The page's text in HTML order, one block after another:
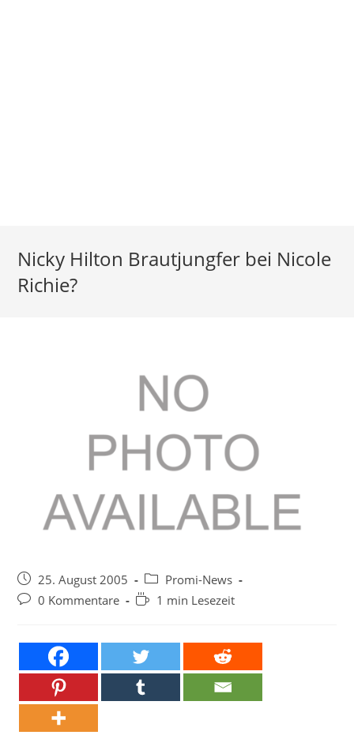
Nicky Hilton Brautjungfer bei Nicole
Richie?
Beitrag
veröffentlicht:
25. August 2005
Beitrags-
Kategorie:
Promi-News
Beitrags-
0 Kommentare Lesedauer:
1 min Lesezeit